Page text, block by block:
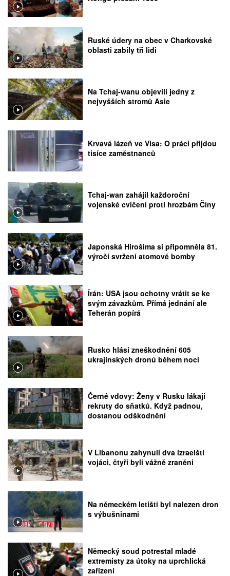
Ruské údery na obec v Charkovské
oblasti zabily tři lidi
Na Tchaj-wanu objevili jedny z
nejvyšších stromů Asie
Krvavá lázeň ve Visa: O práci přijdou
tisíce zaměstnanců
Tchaj-wan zahájil každoroční
vojenské cvičení proti hrozbám Číny
Japonská Hirošima si připomněla 81.
výročí svržení atomové bomby
Írán: USA jsou ochotny vrátit se ke
svým závazkům. Přímá jednání ale
Teherán popírá
Rusko hlásí zneškodnění 605
ukrajinských dronů během noci
Černé vdovy: Ženy v Rusku lákají
rekruty do sňatků. Když padnou,
dostanou odškodnění
V Libanonu zahynuli dva izraelští
vojáci, čtyři byli vážně zraněni
Na německém letišti byl nalezen dron
s výbušninami
Německý soud potrestal mladé
extremisty za útoky na uprchlická
zařízení